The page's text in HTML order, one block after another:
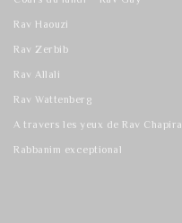
Rav Haouzi
Rav Zerbib
Rav Allali
Rav Wattenberg
A travers les yeux de Rav Chapira
Rabbanim exceptional